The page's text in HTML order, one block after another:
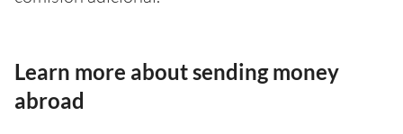
Learn more about sending money
abroad